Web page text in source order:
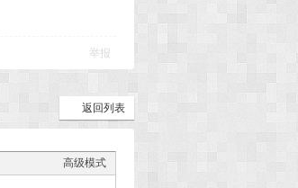
举报
返回列表
高级模式